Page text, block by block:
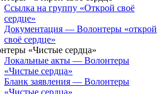
Ссылка на группу «Открой своё
сердце»
Документация — Волонтеры «открой
своё сердце»
«Чистые сердца»
Локальные акты — Волонтеры
«Чистые сердца»
Бланк заявления — Волонтеры
«Чистые сердца»